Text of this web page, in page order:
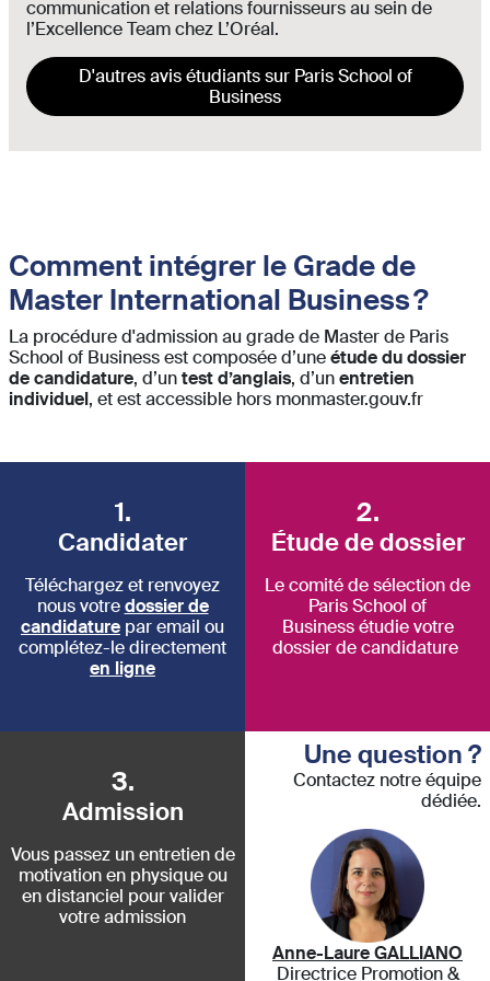
communication et relations fournisseurs au sein de
l’Excellence Team chez L’Oréal.
D'autres avis étudiants sur Paris School of
Business
Comment intégrer le Grade de
Master International Business ?
La procédure d'admission au grade de Master de Paris
School of Business est composée d’uneétude du dossier
de candidature, d’untest d’anglais, d’unentretien
individuel, et est accessible hors monmaster.gouv.fr
1.
Candidater
Téléchargez et renvoyez
nous votredossier de
candidature par email ou
complétez-le directement
en ligne
2.
Étude de dossier
Le comité de sélection de
Paris School of
Business étudie votre
dossier de candidature
3.
Admission
Vous passez un entretien de
motivation en physique ou
en distanciel pour valider
votre admission
Une question ?
Contactez notre équipe
dédiée.
Anne-Laure GALLIANO
Directrice Promotion &